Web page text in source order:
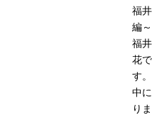
福
編～
福
花
す
中
り